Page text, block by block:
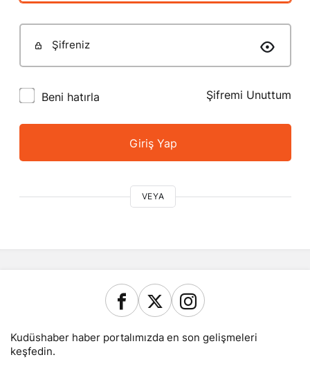
Şifreniz
Beni hatırla Şifremi Unuttum
Giriş Yap
VEYA
Kudüshaber haber portalımızda en son gelişmeleri
keşfedin.